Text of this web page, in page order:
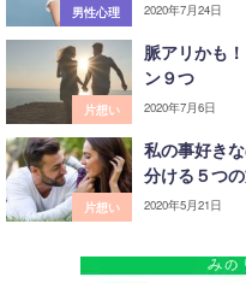
男性心理 2020年7月24日
片想い
脈アリかも
ン９つ
2020年7月6日
片想い
私の事好き
分ける５つ
2020年5月21日